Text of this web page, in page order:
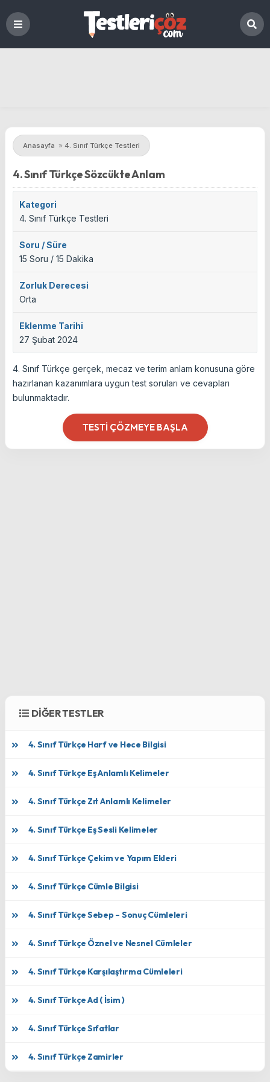
Anasayfa » 4. Sınıf Türkçe Testleri
4. Sınıf Türkçe Sözcükte Anlam
Kategori
4. Sınıf Türkçe Testleri
Soru / Süre
15 Soru / 15 Dakika
Zorluk Derecesi
Orta
Eklenme Tarihi
27 Şubat 2024
4. Sınıf Türkçe gerçek, mecaz ve terim anlam konusuna göre
hazırlanan kazanımlara uygun test soruları ve cevapları
bulunmaktadır.
TESTI ÇÖZMEYE BAŞLA
DİĞER TESTLER
4. Sınıf Türkçe Harf ve Hece Bilgisi
4. Sınıf Türkçe Eş Anlamlı Kelimeler
4. Sınıf Türkçe Zıt Anlamlı Kelimeler
4. Sınıf Türkçe Eş Sesli Kelimeler
4. Sınıf Türkçe Çekim ve Yapım Ekleri
4. Sınıf Türkçe Cümle Bilgisi
4. Sınıf Türkçe Sebep – Sonuç Cümleleri
4. Sınıf Türkçe Öznel ve Nesnel Cümleler
4. Sınıf Türkçe Karşılaştırma Cümleleri
4. Sınıf Türkçe Ad ( İsim )
4. Sınıf Türkçe Sıfatlar
4. Sınıf Türkçe Zamirler